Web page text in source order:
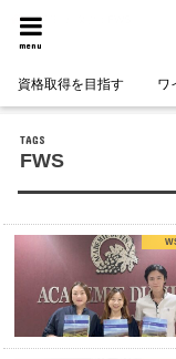
menu
資格取得を目指す ワ
HOME
FWS